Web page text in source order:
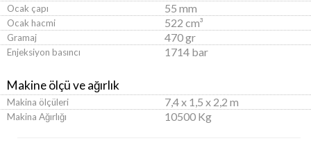
Ocak çapı 55 mm
Ocak hacmi 522 cm³
Gramaj 470 gr
Enjeksiyon basıncı 1714 bar
Makine ölçü ve ağırlık
Makina ölçüleri 7,4 x 1,5 x 2,2 m
Makina Ağırlığı 10500 Kg